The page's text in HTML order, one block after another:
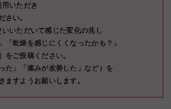
いただき
さい。
いただいて感じた変化の兆し
乾燥を感じにくくなったかも？」
ご投稿ください。
た」「痛みが改善した」など）を
すようお願いします。